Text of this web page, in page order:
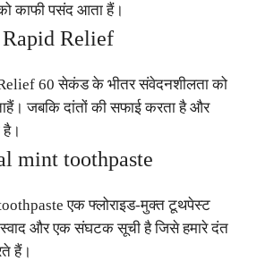
काफी पसंद आता हैं।
Rapid Relief
60 सेकंड के भीतर संवेदनशीलता को
जबकि दांतों की सफाई करता है और
है।
mint toothpaste
एक फ्लोराइड-मुक्त टूथपेस्ट
और एक संघटक सूची है जिसे हमारे दंत
हैं।